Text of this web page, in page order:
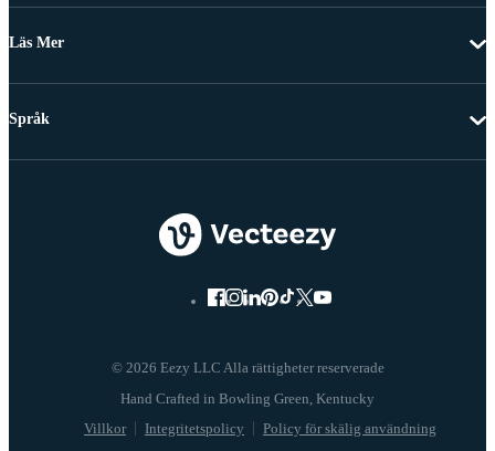
Läs Mer
© 2026 Eezy LLC Alla rättigheter reserverade
Villkor Integritetspolicy Policy för skälig användning
Språk